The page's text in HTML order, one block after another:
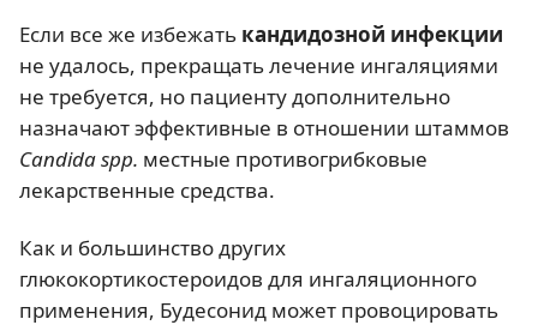
Если все же избежать кандидозной инфекции
не удалось, прекращать лечение ингаляциями
не требуется, но пациенту дополнительно
назначают эффективные в отношении штаммов
Candida spp. местные противогрибковые
лекарственные средства.
Как и большинство других
глюкокортикостероидов для ингаляционного
применения, Будесонид может провоцировать